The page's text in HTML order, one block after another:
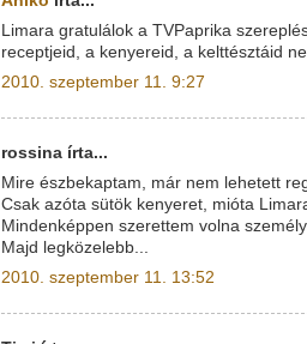
Limara gratulálok a TVPaprika
receptjeid, a kenyereid, a kelttésztáid
2010. szeptember 11. 9:27
rossina írta...
Mire észbekaptam, már nem lehetett
Csak azóta sütök kenyeret, mióta
Mindenképpen szerettem volna
Majd legközelebb...
2010. szeptember 11. 13:52